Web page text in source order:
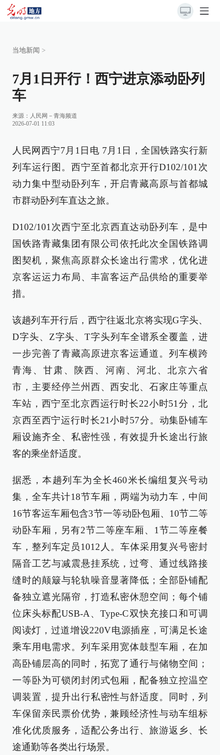
当地新闻 >
7月1日开行！西宁进京添动卧列
车
来源： 人民网－青海频道
2026-07-01 11:03
人民网西宁7月1日电 7月1日，全国铁路实行新
列车运行图。西宁至首都北京开行D102/101次
动力集中型动卧列车，开启青藏高原与首都城
市群动卧列车直达之旅。
D102/101次西宁至北京西直达动卧列车，是中
国铁路青藏集团有限公司依托此次全国铁路调
图契机，聚焦高原群众长途出行需求，优化进
京客运运力布局、丰富客运产品供给的重要举
措。
该趟列车开行后，西宁往返北京将实现G字头、
D字头、Z字头、T字头列车全谱系全覆盖，进
一步完善了青藏高原进京客运通道。列车横跨
青海、甘肃、陕西、河南、河北、北京六省
市，主要经停兰州西、西安北、石家庄等重点
车站，西宁至北京西运行时长22小时51分，北
京西至西宁运行时长21小时57分。动集卧铺车
厢设施齐全、私密性强，有效提升长途出行旅
客的乘坐舒适度。
据悉，本趟列车为全长460米长编组复兴号动
集，全车共计18节车厢，两端为动力车，中间
16节客运车厢包含3节一等动卧包厢、10节二等
动卧车厢，另有2节二等座车厢、1节二等座餐
车，整列车定员1012人。车体采用复兴号密封
隔音工艺与减震悬挂系统，过弯、通过线路接
缝时的颠簸与轮轨噪音显著降低；全部卧铺配
备独立遮光隔帘，打造私密休憩空间；每个铺
位床头标配USB-A、Type-C双快充接口和可调
阅读灯，过道增设220V电源插座，可满足长途
乘车用电需求。列车采用宽体鼓型车厢，在加
高卧铺层高的同时，拓宽了通行与储物空间；
一等卧为可锁闭封闭式包厢，配备独立控温空
调装置，提升出行私密性与舒适度。同时，列
车保留亲民票价优势，兼顾经济性与动车组标
准化优质服务，适配公务出行、旅游返乡、长
途通勤等各类出行场景。